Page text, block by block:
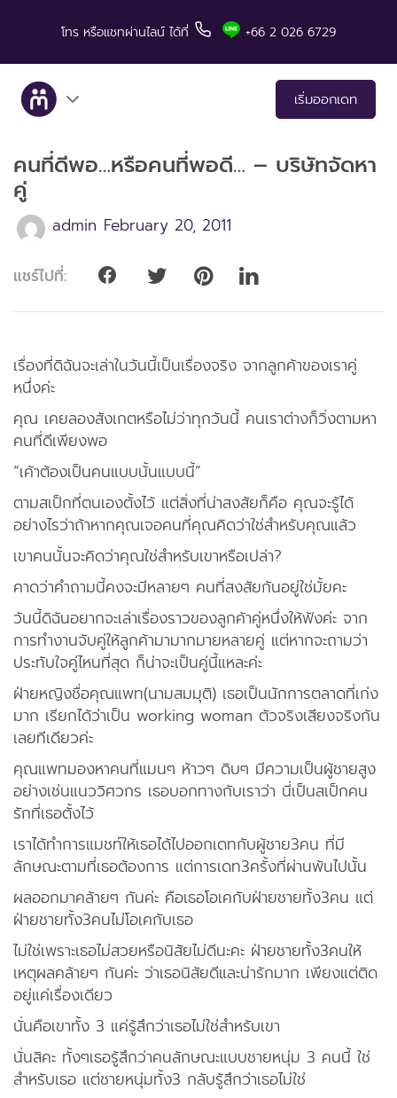
โทร หรือแชทผ่านไลน์ ได้ที่ +66 2 026 6729
เริ่มออกเดท
เกี่ยวกับเรา
บริการ
มีทแอนด์ลันช์ในสื่อต่างๆ
เคล็ดลับสำหรับการเดท
แอพมือถือ
ติดต่อเรา
คนที่ดีพอ…หรือคนที่พอดี… – บริษัทจัดหา
คู่
admin February 20, 2011
แชร์ไปที่:
เรื่องที่ดิฉันจะเล่าในวันนี้เป็นเรื่องจริง จากลูกค้าของเราคู่
หนึ่งค่ะ
คุณ เคยลองสังเกตหรือไม่ว่าทุกวันนี้ คนเราต่างก็วิ่งตามหา
คนที่ดีเพียงพอ
“เค้าต้องเป็นคนแบบนั้นแบบนี้”
ตามสเป็กที่ตนเองตั้งไว้ แต่สิ่งที่น่าสงสัยก็คือ คุณจะรู้ได้
อย่างไรว่าถ้าหากคุณเจอคนที่คุณคิดว่าใช่สำหรับคุณแล้ว
เขาคนนั้นจะคิดว่าคุณใช่สำหรับเขาหรือเปล่า?
คาดว่าคำถามนี้คงจะมีหลายๆ คนที่สงสัยกันอยู่ใช่มั้ยคะ
วันนี้ดิฉันอยากจะเล่าเรื่องราวของลูกค้าคู่หนึ่งให้ฟังค่ะ จาก
การทำงานจับคู่ให้ลูกค้ามามากมายหลายคู่ แต่หากจะถามว่า
ประทับใจคู่ไหนที่สุด ก็น่าจะเป็นคู่นี้แหละค่ะ
ฝ่ายหญิงชื่อคุณแพท(นามสมมุติ) เธอเป็นนักการตลาดที่เก่ง
มาก เรียกได้ว่าเป็น working woman ตัวจริงเสียงจริงกัน
เลยทีเดียวค่ะ
คุณแพทมองหาคนที่แมนๆ ห้าวๆ ดิบๆ มีความเป็นผู้ชายสูง
อย่างเช่นแนววิศวกร เธอบอกทางกับเราว่า นี่เป็นสเป็กคน
รักที่เธอตั้งไว้
เราได้ทำการแมชท์ให้เธอได้ไปออกเดทกับผู้ชาย3คน ที่มี
ลักษณะตามที่เธอต้องการ แต่การเดท3ครั้งที่ผ่านพ้นไปนั้น
ผลออกมาคล้ายๆ กันค่ะ คือเธอโอเคกับฝ่ายชายทั้ง3คน แต่
ฝ่ายชายทั้ง3คนไม่โอเคกับเธอ
ไม่ใช่เพราะเธอไม่สวยหรือนิสัยไม่ดีนะคะ ฝ่ายชายทั้ง3คนให้
เหตุผลคล้ายๆ กันค่ะ ว่าเธอนิสัยดีและน่ารักมาก เพียงแต่ติด
อยู่แค่เรื่องเดียว
นั่นคือเขาทั้ง 3 แค่รู้สึกว่าเธอไม่ใช่สำหรับเขา
นั่นสิคะ ทั้งๆเธอรู้สึกว่าคนลักษณะแบบชายหนุ่ม 3 คนนี้ ใช่
สำหรับเธอ แต่ชายหนุ่มทั้ง3 กลับรู้สึกว่าเธอไม่ใช่